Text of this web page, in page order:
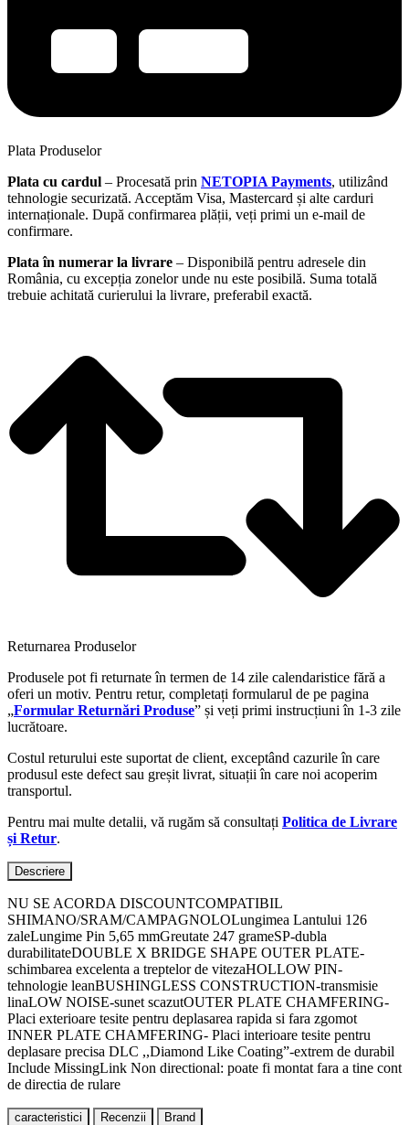
Plata Produselor
Plata cu cardul – Procesată prin NETOPIA Payments, utilizând
tehnologie securizată. Acceptăm Visa, Mastercard și alte carduri
internaționale. După confirmarea plății, veți primi un e-mail de
confirmare.
Plata în numerar la livrare – Disponibilă pentru adresele din
România, cu excepția zonelor unde nu este posibilă. Suma totală
trebuie achitată curierului la livrare, preferabil exactă.
Returnarea Produselor
Produsele pot fi returnate în termen de 14 zile calendaristice fără a
oferi un motiv. Pentru retur, completați formularul de pe pagina
„Formular Returnări Produse” și veți primi instrucțiuni în 1-3 zile
lucrătoare.
Costul returului este suportat de client, exceptând cazurile în care
produsul este defect sau greșit livrat, situații în care noi acoperim
transportul.
Pentru mai multe detalii, vă rugăm să consultați Politica de Livrare
și Retur.
Descriere
NU SE ACORDA DISCOUNTCOMPATIBIL
SHIMANO/SRAM/CAMPAGNOLOLungimea Lantului 126
zaleLungime Pin 5,65 mmGreutate 247 grameSP-dubla
durabilitateDOUBLE X BRIDGE SHAPE OUTER PLATE-
schimbarea excelenta a treptelor de vitezaHOLLOW PIN-
tehnologie leanBUSHINGLESS CONSTRUCTION-transmisie
linaLOW NOISE-sunet scazutOUTER PLATE CHAMFERING-
Placi exterioare tesite pentru deplasarea rapida si fara zgomot
INNER PLATE CHAMFERING- Placi interioare tesite pentru
deplasare precisa DLC ,,Diamond Like Coating”-extrem de durabil
Include MissingLink Non directional: poate fi montat fara a tine cont
de directia de rulare
caracteristici Recenzii Brand